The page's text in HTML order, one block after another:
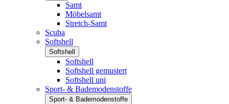
Samt
Möbelsamt
Stretch-Samt
Scuba
Softshell
Softshell
Softshell
Softshell gemustert
Softshell uni
Sport- & Bademodenstoffe
Sport- & Bademodenstoffe